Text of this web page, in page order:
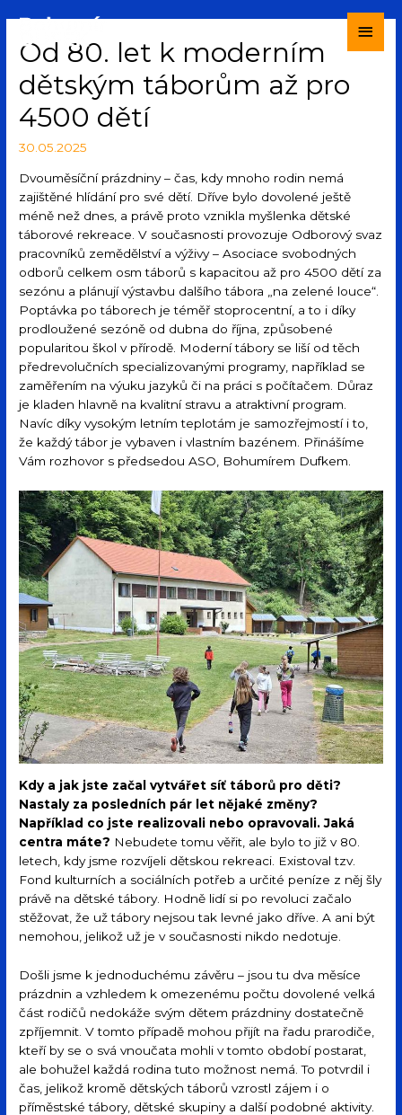
Od 80. let k moderním
dětským táborům až pro
4500 dětí
30.05.2025
Dvouměsíční prázdniny – čas, kdy mnoho rodin nemá
zajištěné hlídání pro své dětí. Dříve bylo dovolené ještě
méně než dnes, a právě proto vznikla myšlenka dětské
táborové rekreace. V současnosti provozuje Odborový svaz
pracovníků zemědělství a výživy – Asociace svobodných
odborů celkem osm táborů s kapacitou až pro 4500 dětí za
sezónu a plánují výstavbu dalšího tábora „na zelené louce“.
Poptávka po táborech je téměř stoprocentní, a to i díky
prodloužené sezóně od dubna do října, způsobené
popularitou škol v přírodě. Moderní tábory se liší od těch
předrevolučních specializovanými programy, například se
zaměřením na výuku jazyků či na práci s počítačem. Důraz
je kladen hlavně na kvalitní stravu a atraktivní program.
Navíc díky vysokým letním teplotám je samozřejmostí i to,
že každý tábor je vybaven i vlastním bazénem. Přinášíme
Vám rozhovor s předsedou ASO, Bohumírem Dufkem.
Kdy a jak jste začal vytvářet síť táborů pro děti?
Nastaly za posledních pár let nějaké změny?
Například co jste realizovali nebo opravovali. Jaká
centra máte? Nebudete tomu věřit, ale bylo to již v 80.
letech, kdy jsme rozvíjeli dětskou rekreaci. Existoval tzv.
Fond kulturních a sociálních potřeb a určité peníze z něj šly
právě na dětské tábory. Hodně lidí si po revoluci začalo
stěžovat, že už tábory nejsou tak levné jako dříve. A ani být
nemohou, jelikož už je v současnosti nikdo nedotuje.
Došli jsme k jednoduchému závěru – jsou tu dva měsíce
prázdnin a vzhledem k omezenému počtu dovolené velká
část rodičů nedokáže svým dětem prázdniny dostatečně
zpříjemnit. V tomto případě mohou přijít na řadu prarodiče,
kteří by se o svá vnoučata mohli v tomto období postarat,
ale bohužel každá rodina tuto možnost nemá. To potvrdil i
čas, jelikož kromě dětských táborů vzrostl zájem i o
příměstské tábory, dětské skupiny a další podobné aktivity.